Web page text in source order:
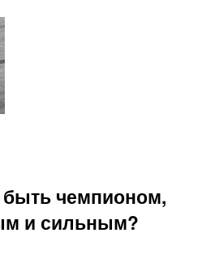
чемпионом,
и сильным?